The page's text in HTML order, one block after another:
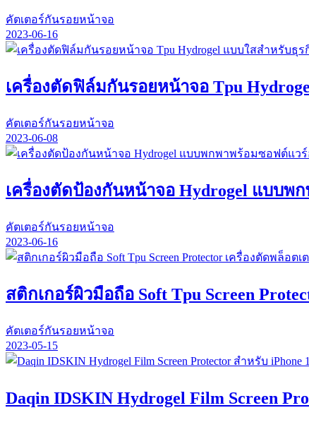
คัตเตอร์กันรอยหน้าจอ
2023-06-16
เครื่องตัดฟิล์มกันรอยหน้าจอ Tpu
คัตเตอร์กันรอยหน้าจอ
2023-06-08
เครื่องตัดป้องกันหน้าจอ Hydrogel แบบ
คัตเตอร์กันรอยหน้าจอ
2023-06-16
สติกเกอร์ผิวมือถือ Soft Tpu Screen
คัตเตอร์กันรอยหน้าจอ
2023-05-15
Daqin IDSKIN Hydrogel Film Screen